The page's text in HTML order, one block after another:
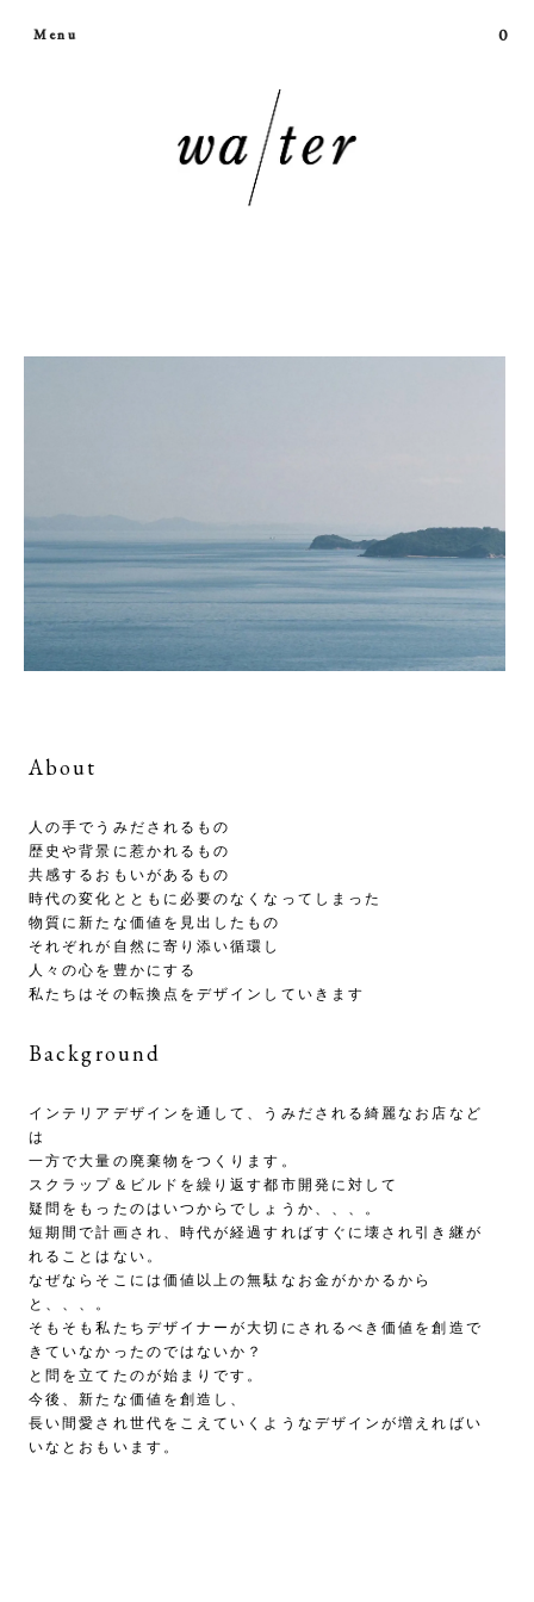
Menu 0
About
人の手でうみだされるもの
歴史や背景に惹かれるもの
共感するおもいがあるもの
時代の変化とともに必要のなくなってしまった
物質に新たな価値を見出したもの
それぞれが自然に寄り添い循環し
人々の心を豊かにする
私たちはその転換点をデザインしていきます
Background
インテリアデザインを通して、うみだされる綺麗なお店など
は
一方で大量の廃棄物をつくります。
スクラップ＆ビルドを繰り返す都市開発に対して
疑問をもったのはいつからでしょうか、、、。
短期間で計画され、時代が経過すればすぐに壊され引き継が
れることはない。
なぜならそこには価値以上の無駄なお金がかかるから
と、、、。
そもそも私たちデザイナーが大切にされるべき価値を創造で
きていなかったのではないか？
と問を立てたのが始まりです。
今後、新たな価値を創造し、
長い間愛され世代をこえていくようなデザインが増えればい
いなとおもいます。